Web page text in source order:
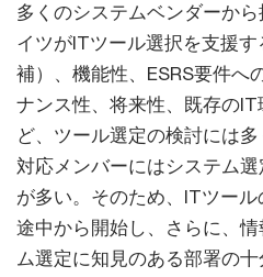
多くのシステムベンダーか
イツがITツール選択を支援
補）、機能性、ESRS要件へ
ナンス性、将来性、既存の
ど、ツール選定の検討には
対応メンバーにはシステム
が多い。そのため、ITツー
途中から開始し、さらに、
ム選定に知見のある部署の